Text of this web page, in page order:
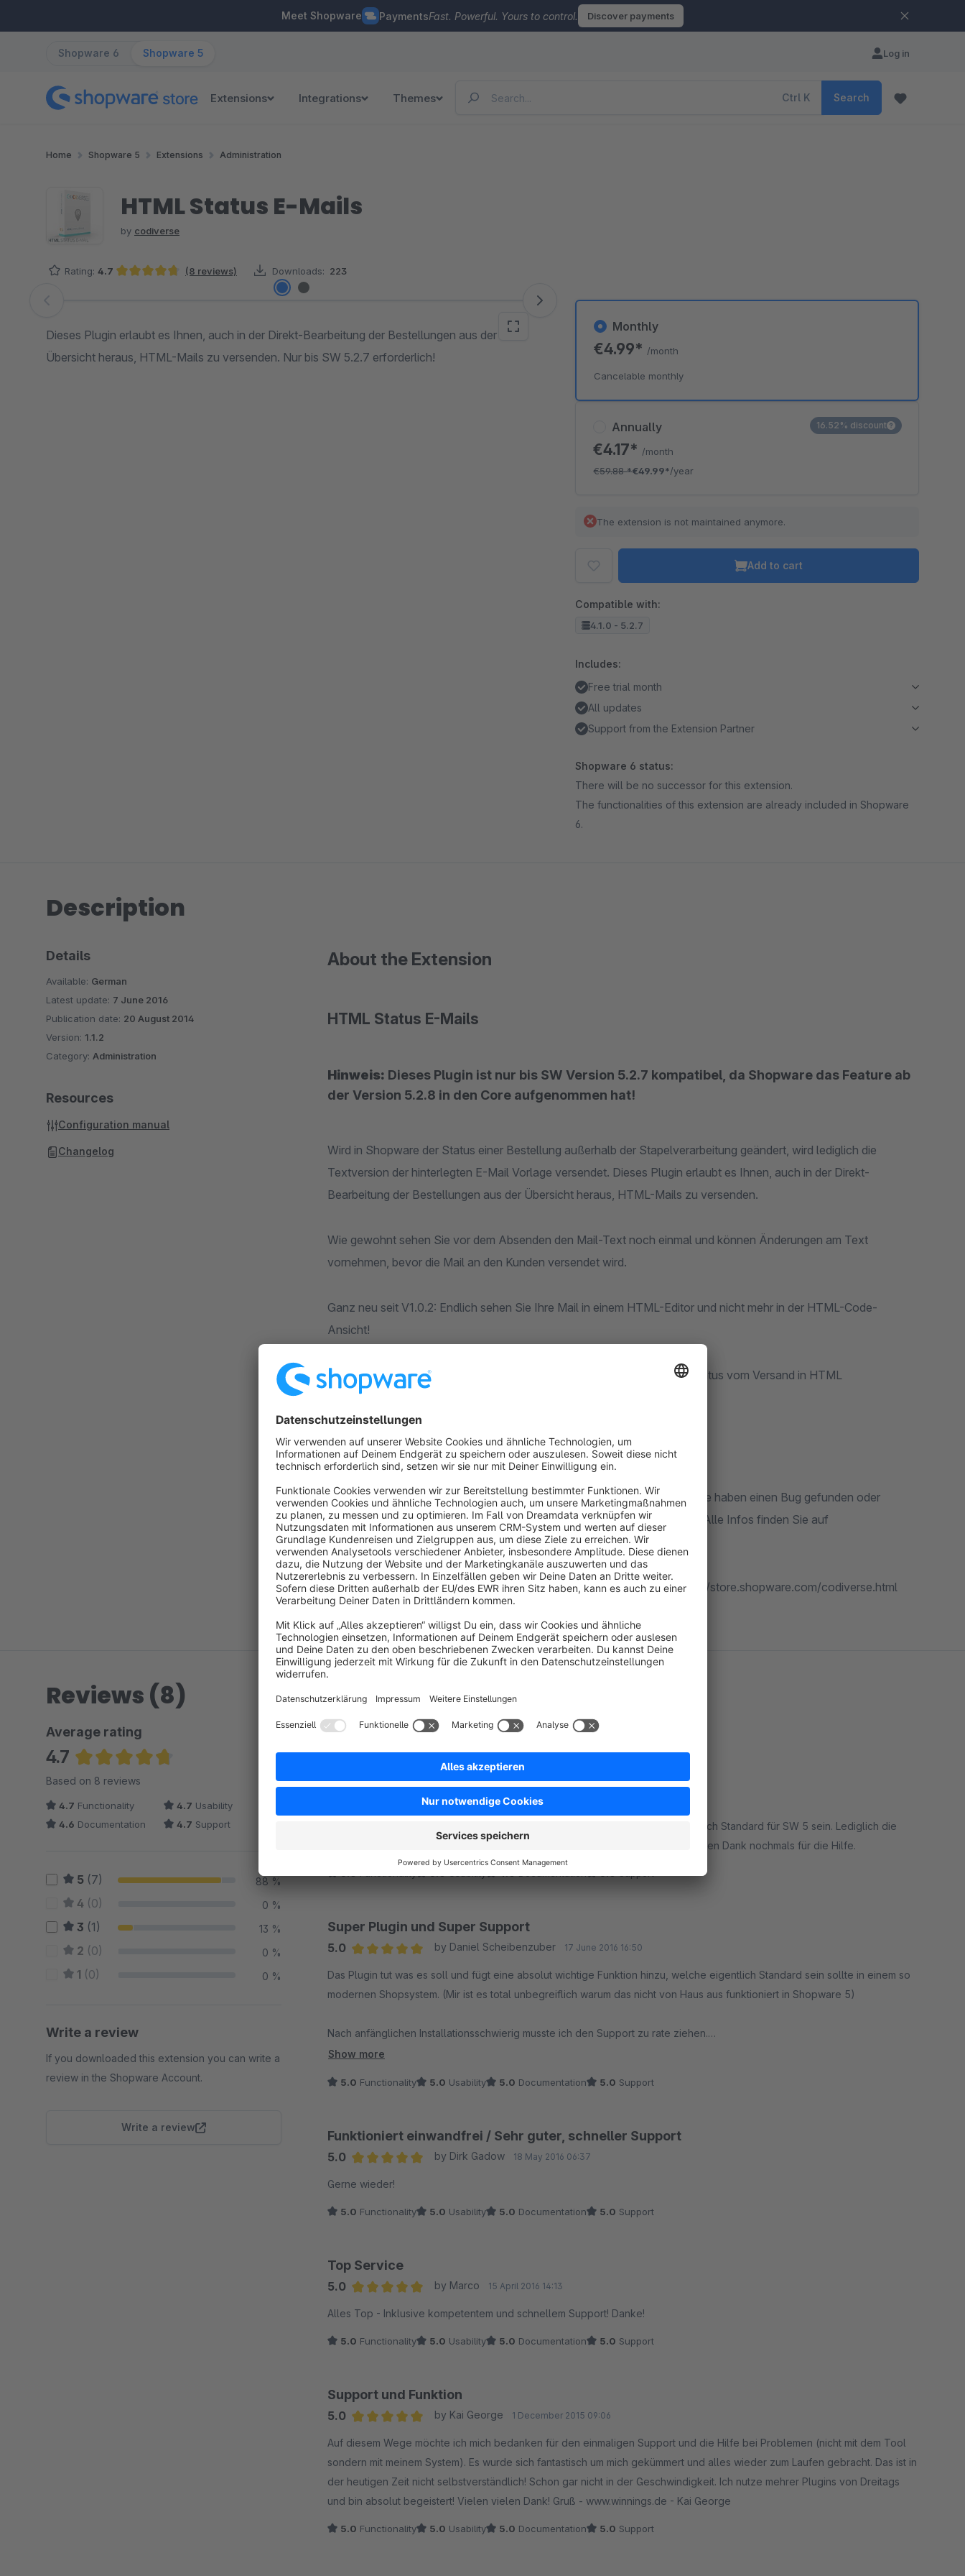
Meet Shopware PaymentsFast. Powerful. Yours to control. Discover payments
Shopware 6 Shopware 5 Log in
Extensions Integrations Themes Ctrl K Search
Home Shopware 5 Extensions Administration
HTML Status E-Mails
by codiverse
Rating: 4.7 (8 reviews) Downloads: 223
Skip image gallery
Dieses Plugin erlaubt es Ihnen, auch in der Direkt-Bearbeitung der Bestellungen aus der
Übersicht heraus, HTML-Mails zu versenden. Nur bis SW 5.2.7 erforderlich!
Annually
€4.17* /month
€59.88*€49.99*/year
16.52% discount
Monthly
€4.99* /month
Cancelable monthly
The extension is not maintained anymore.
Add to cart
Compatible with:
4.1.0 - 5.2.7
Includes:
Free trial month
All updates
Support from the Extension Partner
Shopware 6 status:
There will be no successor for this extension.
The functionalities of this extension are already included in Shopware
6.
Description
About the Extension
HTML Status E-Mails
Hinweis: Dieses Plugin ist nur bis SW Version 5.2.7 kompatibel, da Shopware das Feature ab
der Version 5.2.8 in den Core aufgenommen hat!
Wird in Shopware der Status einer Bestellung außerhalb der Stapelverarbeitung geändert, wird lediglich die
Textversion der hinterlegten E-Mail Vorlage versendet. Dieses Plugin erlaubt es Ihnen, auch in der Direkt-
Bearbeitung der Bestellungen aus der Übersicht heraus, HTML-Mails zu versenden.
Wie gewohnt sehen Sie vor dem Absenden den Mail-Text noch einmal und können Änderungen am Text
vornehmen, bevor die Mail an den Kunden versendet wird.
Ganz neu seit V1.0.2: Endlich sehen Sie Ihre Mail in einem HTML-Editor und nicht mehr in der HTML-Code-
Ansicht!
Über eine Option in der Plugin-Konfiguration ist es möglich, bestimmte Status vom Versand in HTML
auszuschließen.
Testen Sie uns!
Alle codiverse Plugins können 30 Tage unverbindlich getestet werden. Sie haben einen Bug gefunden oder
wünschen sich eine Erweiterung? Kontaktieren Sie unser Support-Team. Alle Infos finden Sie auf
www.codiverse.de.
Schauen Sie sich auch die weiteren codiverse Plugins im Shop an: https://store.shopware.com/codiverse.html
Details
Available: German
Latest update: 7 June 2016
Publication date: 20 August 2014
Version: 1.1.2
Category: Administration
Resources
Configuration manual
Changelog
Reviews (8)
Average rating
4.7
Average rating of 4.69 out of 5 stars
Based on 8 reviews
4.7 Functionality 4.7 Usability
4.6 Documentation 4.7 Support
5 (7) 88 %
4 (0) 0 %
3 (1) 13 %
2 (0) 0 %
1 (0) 0 %
Write a review
If you downloaded this extension you can write a
review in the Shopware Account.
Write a review
Sort by
Super Plugin
Average rating of 5 out of 5 stars
by Holger Gongoll 2 September 2016 12:06
Sehr nützliches Plugin. Für HTML-Emails absolut empfehlenswert! Sollte eigentlich Standard für SW 5 sein. Lediglich die
Dokumentation ist nicht so gut. Aber der Support hat sofort weitergeholfen. Besten Dank nochmals für die Hilfe.
Super Plugin und Super Support
5.0
by Daniel Scheibenzuber 17 June 2016 16:50
Das Plugin tut was es soll und fügt eine absolut wichtige Funktion hinzu, welche eigentlich Standard sein sollte in einem so
modernen Shopsystem. (Mir ist es total unbegreiflich warum das nicht von Haus aus funktioniert in Shopware 5)
Nach anfänglichen Installationsschwierig musste ich den Support zu rate ziehen.
Dieser löste mein Problem innerhalb weniger Minuten!
Show more
5.0 Functionality 5.0 Usability 5.0 Documentation 5.0 Support
Funktioniert einwandfrei / Sehr guter, schneller Support
5.0
by Dirk Gadow 18 May 2016 06:37
Gerne wieder!
5.0 Functionality 5.0 Usability 5.0 Documentation 5.0 Support
Top Service
5.0
by Marco 15 April 2016 14:13
Alles Top - Inklusive kompetentem und schnellem Support! Danke!
5.0 Functionality 5.0 Usability 5.0 Documentation 5.0 Support
Support und Funktion
5.0
by Kai George 1 December 2015 09:06
Auf diesem Wege möchte ich mich bedanken für den einmaligen Support und die Hilfe bei Problemen (nicht mit dem Tool
sondern mit meinem System). Es wurde sich fantastisch um mich gekümmert und alles wieder zum Laufen gebracht. Das ist in
der heutigen Zeit nicht selbstverständlich! Schon gar nicht in der Geschwindigkeit. Ich nutze mehrer Plugins von Dreitags
und bin absolut begeistert! Vielen vielen Dank! Gruß - www.winnings.de - Kai George
5.0 Functionality 5.0 Usability 5.0 Documentation 5.0 Support